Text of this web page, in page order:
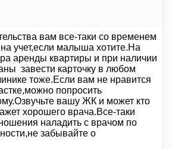
вам все-таки со временем
на учет,если малыша хотите.На
аренды квартиры и при наличии
завести карточку в любом
тоже.Если вам не нравится
попросить
вашу ЖК и может кто
хорошего врача.Все-таки
наладить с врачом по
забывайте о